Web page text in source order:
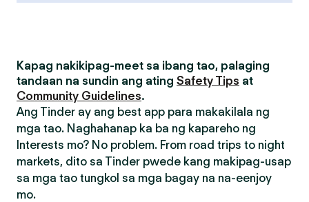
Kapag nakikipag-meet sa ibang tao, palaging
tandaan na sundin ang ating Safety Tips at
Community Guidelines.
Ang Tinder ay ang best app para makakilala ng
mga tao. Naghahanap ka ba ng kapareho ng
Interests mo? No problem. From road trips to night
markets, dito sa Tinder pwede kang makipag-usap
sa mga tao tungkol sa mga bagay na na-eenjoy
mo.